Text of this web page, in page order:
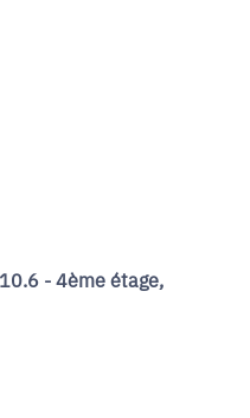
- 4ème étage,